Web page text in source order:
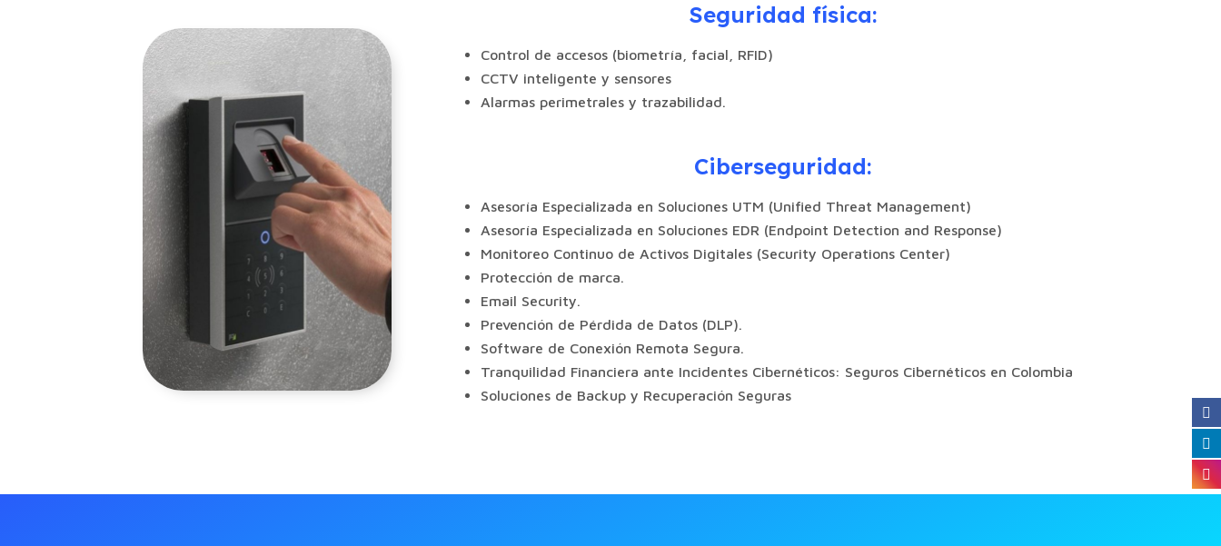
Seguridad física:
Control de accesos (biometría, facial, RFID)
CCTV inteligente y sensores
Alarmas perimetrales y trazabilidad.
Ciberseguridad:
Asesoría Especializada en Soluciones UTM (Unified Threat Management)
Asesoría Especializada en Soluciones EDR (Endpoint Detection and Response)
Monitoreo Continuo de Activos Digitales (Security Operations Center)
Protección de marca.
Email Security.
Prevención de Pérdida de Datos (DLP).
Software de Conexión Remota Segura.
Tranquilidad Financiera ante Incidentes Cibernéticos: Seguros Cibernéticos en Colombia
Soluciones de Backup y Recuperación Seguras